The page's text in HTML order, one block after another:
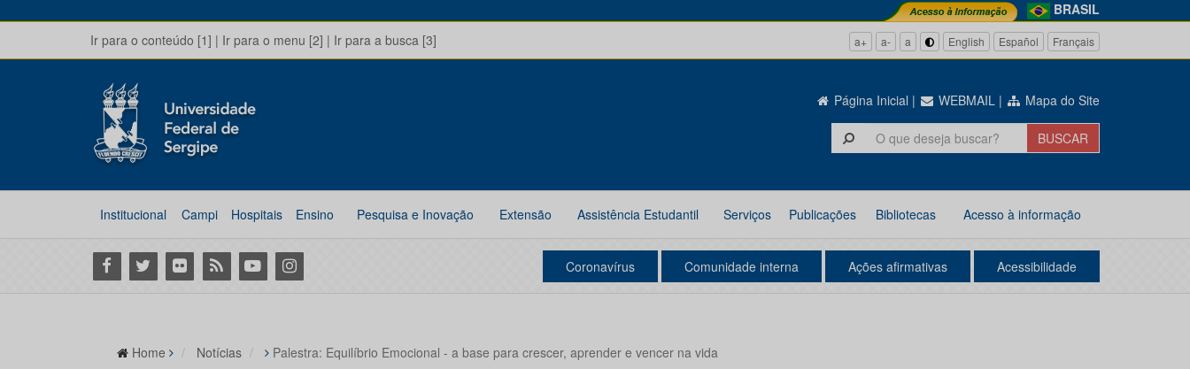
BRASIL
Ir para o conteúdo [1] | Ir para o menu [2] | Ir para a busca [3] a+ a- a English Español Français
Página Inicial | WEBMAIL | Mapa do Site
Institucional Campi Hospitais Ensino Pesquisa e Inovação Extensão Assistência Estudantil Serviços Publicações Bibliotecas Acesso à informação
Facebook
Twitter Flickr RSS YoutubeInstagram Coronavírus Comunidade interna Ações afirmativas Acessibilidade
Home Notícias Palestra: Equilíbrio Emocional - a base para crescer, aprender e vencer na vida